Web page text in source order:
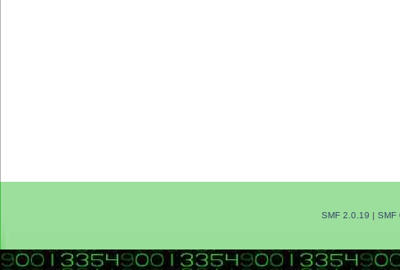
SMF 2.0.19 SMF